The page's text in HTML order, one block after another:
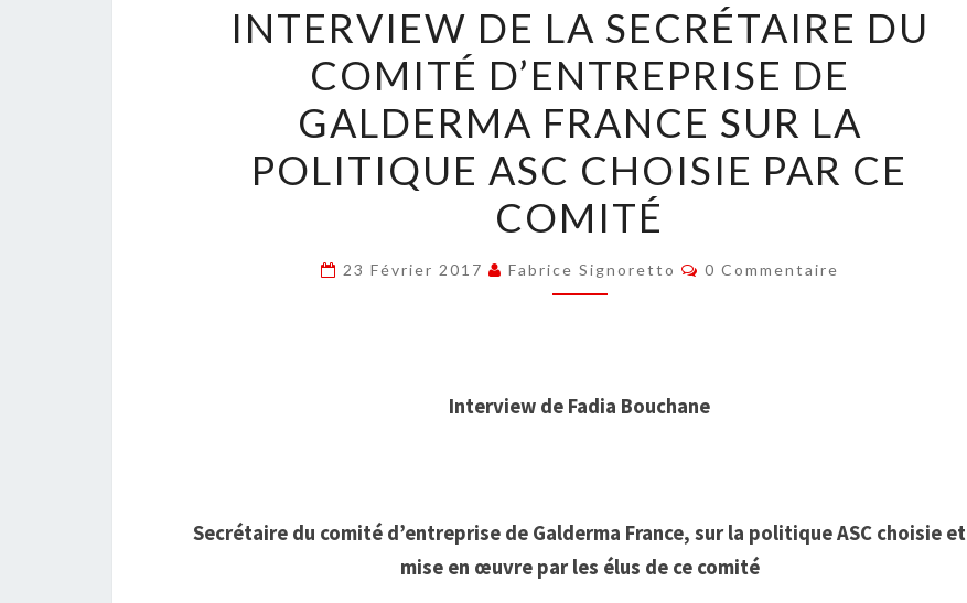
DE
LA
SECRÉTAIRE
DU
COMITÉ
D’ENTREPRISE
DE
GALDERMA
FRANCE
POLITIQUE
CE
COMITÉ
INTERVIEW DE LA SECRÉTAIRE DU
COMITÉ D’ENTREPRISE DE
GALDERMA FRANCE SUR LA
POLITIQUE ASC CHOISIE PAR CE
COMITÉ
23 Février 2017 Fabrice Signoretto Commentaires
0 Commentaire
Interview de Fadia Bouchane
Secrétaire du comité d’entreprise de Galderma France, sur la politique ASC choisie et
mise en œuvre par les élus de ce comité